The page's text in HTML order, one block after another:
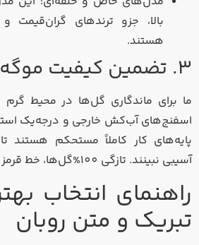
بالا، جزو ترندهای گران‌قیمت
هستند.
۳. تضمین کیفیت موگه فلاور:
ما برای ماندگاری گل‌ها در محیط گرم
اسفنج‌های آب‌کش خارجی و درجه‌یک
پایه‌های کار کاملاً مستحکم هستند
آسیبی نبینند. تازگی 100%گل‌ها، خط قرمز ماست.
راهنمای انتخاب
تبریک و متن روبان